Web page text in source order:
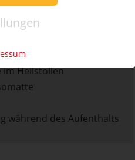
werden während des
im Heilstollen
während des Aufenthalts